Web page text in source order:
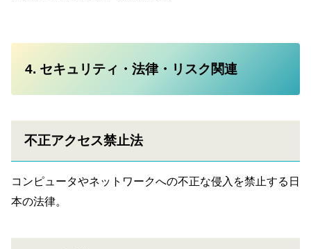
4. セキュリティ・法律・リスク関連
不正アクセス禁止法
コンピュータやネットワークへの不正な侵入を禁止する日
本の法律。